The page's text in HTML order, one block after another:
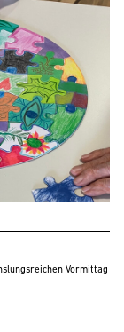
Vormittag